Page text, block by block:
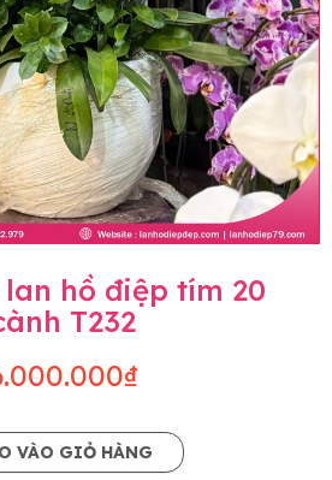
lan hồ điệp tím 20
T232
VÀO GIỎ HÀNG